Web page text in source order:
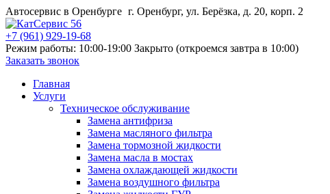
Автосервис в Оренбурге г. Оренбург, ул. Берёзка, д. 20, корп. 2
+7 (961) 929-19-68
Режим работы: 10:00-19:00 Закрыто (откроемся завтра в 10:00)
Заказать звонок
Главная
Услуги
Техническое обслуживание
Замена антифриза
Замена масляного фильтра
Замена тормозной жидкости
Замена масла в мостах
Замена охлаждающей жидкости
Замена воздушного фильтра